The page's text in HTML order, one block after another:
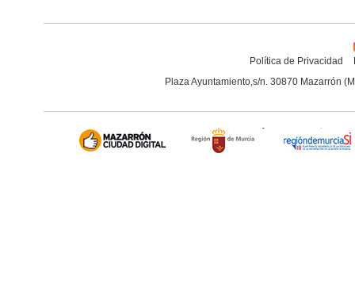
Política de Privacidad
Plaza Ayuntamiento,s/n. 30870 Mazarrón